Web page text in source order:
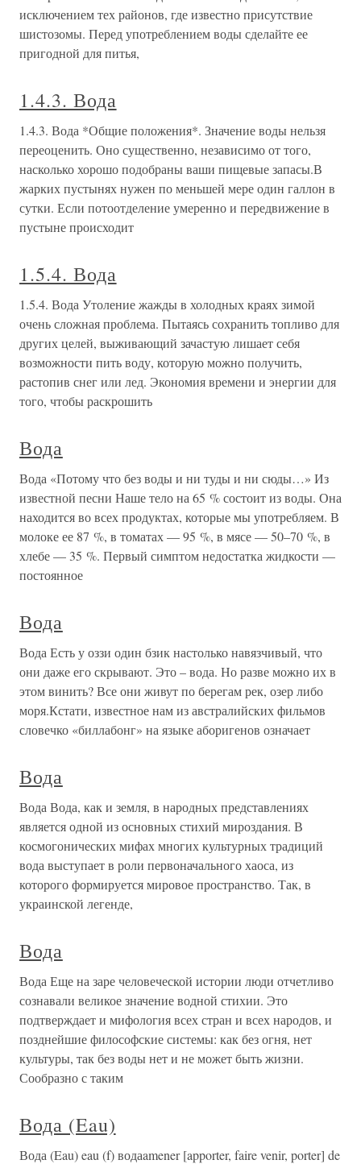
исключением тех районов, где известно присутствие
шистозомы. Перед употреблением воды сделайте ее
пригодной для питья,
1.4.3. Вода
1.4.3. Вода *Общие положения*. Значение воды нельзя
переоценить. Оно существенно, независимо от того,
насколько хорошо подобраны ваши пищевые запасы.В
жарких пустынях нужен по меньшей мере один галлон в
сутки. Если потоотделение умеренно и передвижение в
пустыне происходит
1.5.4. Вода
1.5.4. Вода Утоление жажды в холодных краях зимой
очень сложная проблема. Пытаясь сохранить топливо для
других целей, выживающий зачастую лишает себя
возможности пить воду, которую можно получить,
растопив снег или лед. Экономия времени и энергии для
того, чтобы раскрошить
Вода
Вода «Потому что без воды и ни туды и ни сюды…» Из
известной песни Наше тело на 65 % состоит из воды. Она
находится во всех продуктах, которые мы употребляем. В
молоке ее 87 %, в томатах — 95 %, в мясе — 50–70 %, в
хлебе — 35 %. Первый симптом недостатка жидкости —
постоянное
Вода
Вода Есть у оззи один бзик настолько навязчивый, что
они даже его скрывают. Это – вода. Но разве можно их в
этом винить? Все они живут по берегам рек, озер либо
моря.Кстати, известное нам из австралийских фильмов
словечко «биллабонг» на языке аборигенов означает
Вода
Вода Вода, как и земля, в народных представлениях
является одной из основных стихий мироздания. В
космогонических мифах многих культурных традиций
вода выступает в роли первоначального хаоса, из
которого формируется мировое пространство. Так, в
украинской легенде,
Вода
Вода Еще на заре человеческой истории люди отчетливо
сознавали великое значение водной стихии. Это
подтверждает и мифология всех стран и всех народов, и
позднейшие философские системы: как без огня, нет
культуры, так без воды нет и не может быть жизни.
Сообразно с таким
Вода (Eau)
Вода (Eau) eau (f) водаamener [apporter, faire venir, porter] de